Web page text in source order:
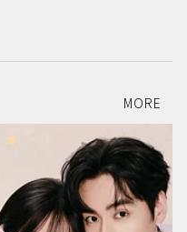
MORE